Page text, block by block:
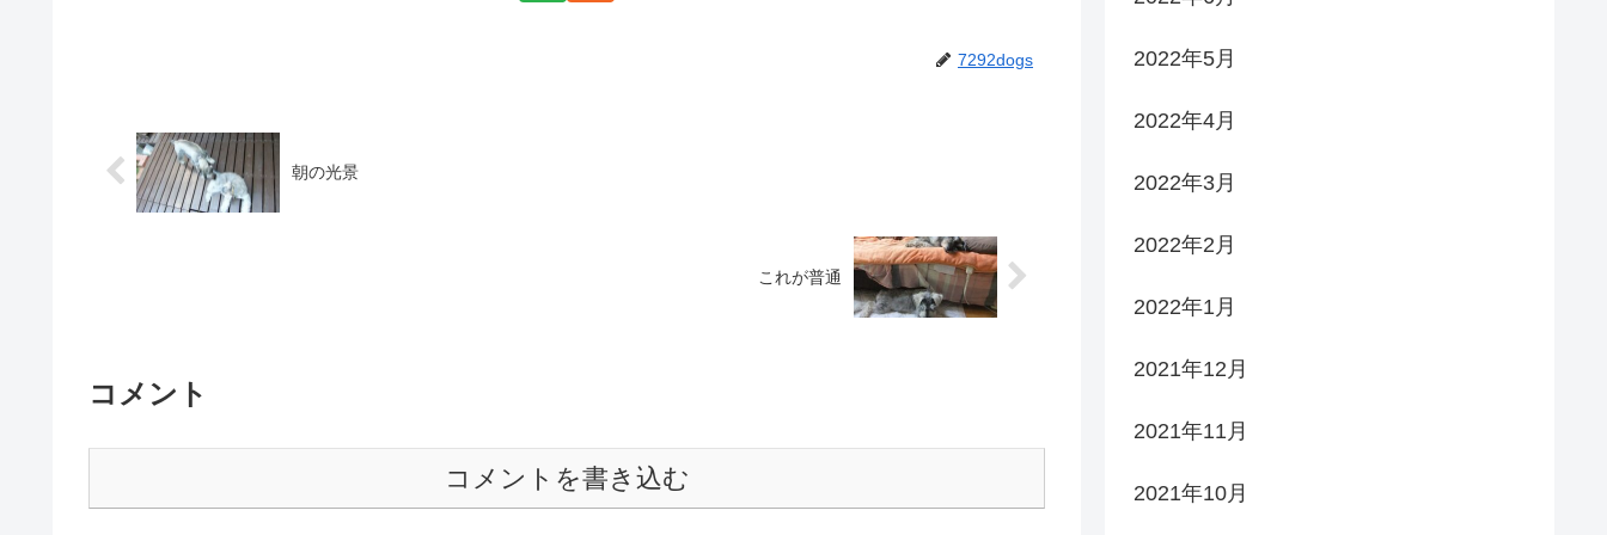
7292dogs
朝の光景
これが普通
コメント
コメントを書き込む
2022年5月
2022年4月
2022年3月
2022年2月
2022年1月
2021年12月
2021年11月
2021年10月